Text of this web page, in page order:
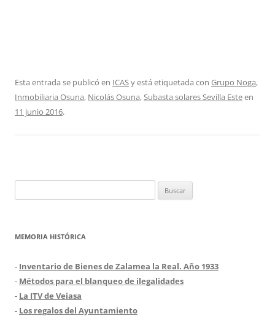
Esta entrada se publicó en ICASy está etiquetada con Grupo Noga,
Inmobiliaria Osuna, Nicolás Osuna,Subasta solares Sevilla Esteen
11 junio 2016.
MEMORIA HISTÓRICA
- Inventario de Bienes de Zalamea la Real. Año 1933
- Métodos para el blanqueo de ilegalidades
- La ITV de Veiasa
- Los regalos del Ayuntamiento